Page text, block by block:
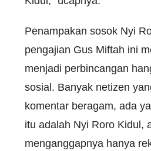
Penampakan sosok Nyi
pengajian Gus Miftah ini
menjadi perbincangan
sosial. Banyak netizen
komentar beragam, ada
itu adalah Nyi Roro Kidul,
menganggapnya hanya